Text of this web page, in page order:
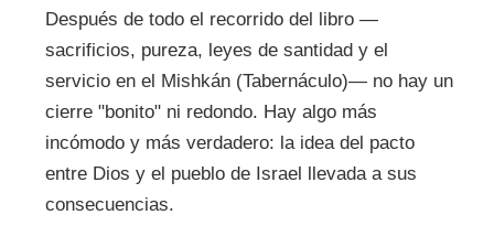
Después de todo el recorrido del libro —
sacrificios, pureza, leyes de santidad y el
servicio en el Mishkán (Tabernáculo)— no hay un
cierre "bonito" ni redondo. Hay algo más
incómodo y más verdadero: la idea del pacto
entre Dios y el pueblo de Israel llevada a sus
consecuencias.